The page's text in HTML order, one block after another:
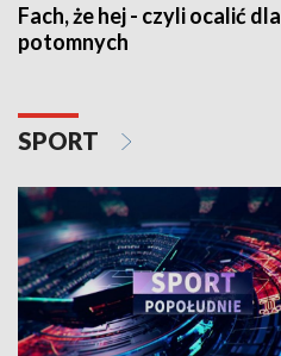
Fach, że hej - czyli ocalić dla
potomnych
SPORT